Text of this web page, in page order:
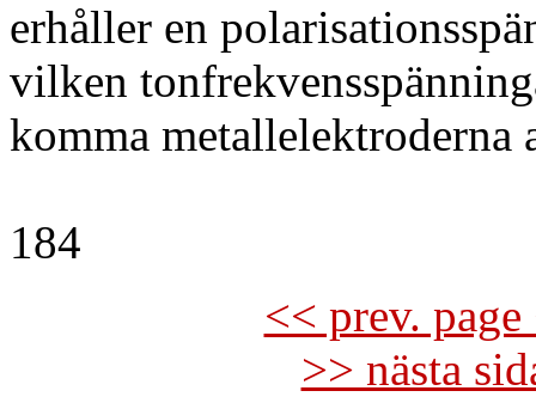
erhåller en
vilken
komma metallelektroderna
184
<< prev.
>> nästa